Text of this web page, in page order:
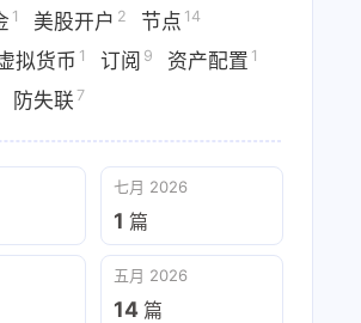
1 美股开户 2 节点 14
拟货币 1 订阅 9 资产配置 1
防失联 7
七月 2026
1 篇
五月 2026
14 篇